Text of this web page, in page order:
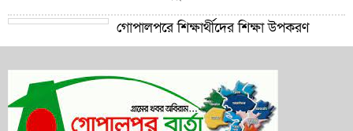
গোপালপুরে শিক্ষার্থীদের শিক্ষা উপকরণ
বিতরণ ও শ্রেষ্ঠ প্রধান শিক্ষকদের সংবর্ধনা
গোপালপুরে যমুনার ভাঙনে বিলীন বসতভিটা-
আবাদি জমি, হুমকিতে বন্যা নিয়ন্ত্রণ বাঁধ